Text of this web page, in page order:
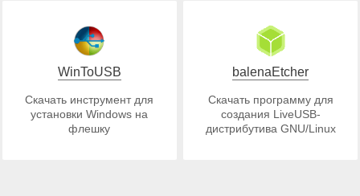
WinToUSB
Скачать инструмент для
установки Windows на
флешку
balenaEtcher
Скачать программу для
создания LiveUSB-
дистрибутива GNU/Linux